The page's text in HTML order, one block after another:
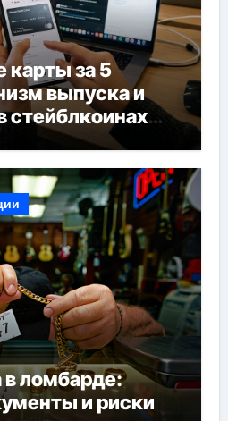
карты за 5
выпуска и
стейблкоинах
верификации
в ломбарде:
и риски